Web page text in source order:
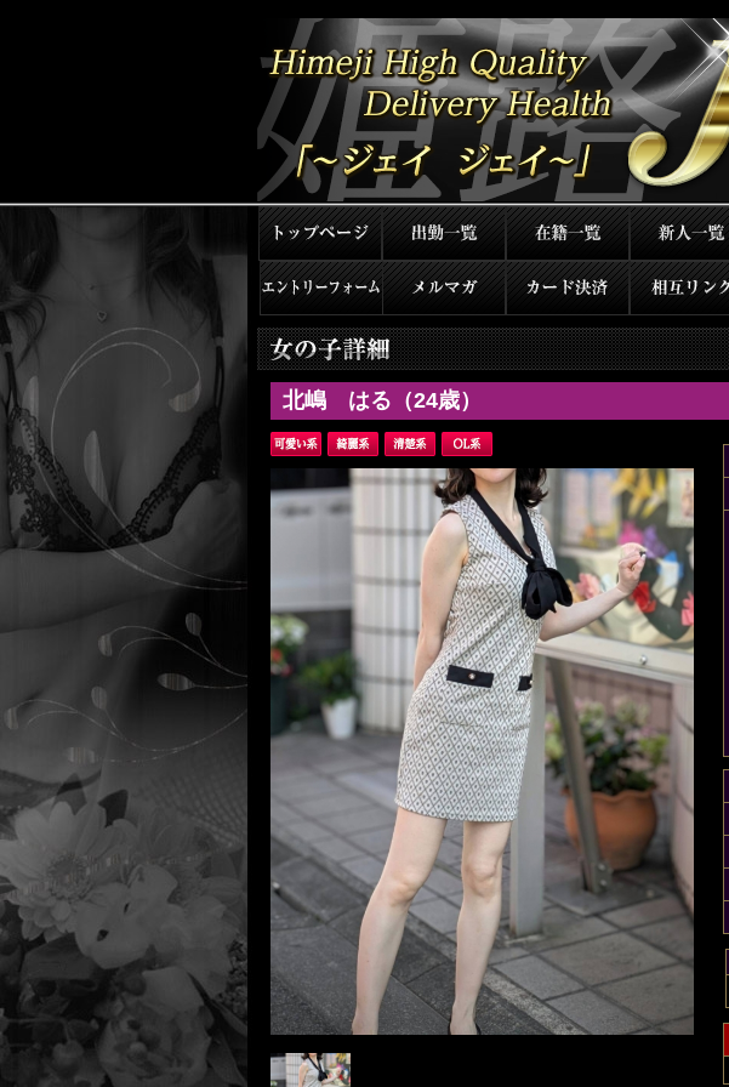
北嶋 はる（24歳）